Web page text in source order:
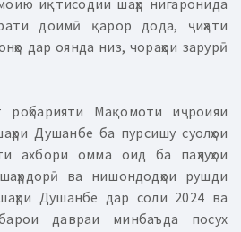
доимӣ қарор дода, ҷиҳати
дар оянда низ, чораҳои зарурӣ
Мақомоти иҷроияи
Душанбе ба пурсишу суолҳои
ахбори омма оид ба паҳлуҳои
ва нишондодҳои рушди
Душанбе дар соли 2024 ва
давраи минбаъда посух